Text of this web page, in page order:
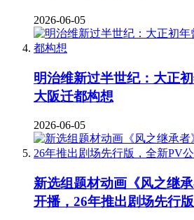
2026-06-05
明治维新过半世纪：大正
大阪迁都构想
2026-06-05
新选组题材动画《风之继
开播，26年推出剧场先行